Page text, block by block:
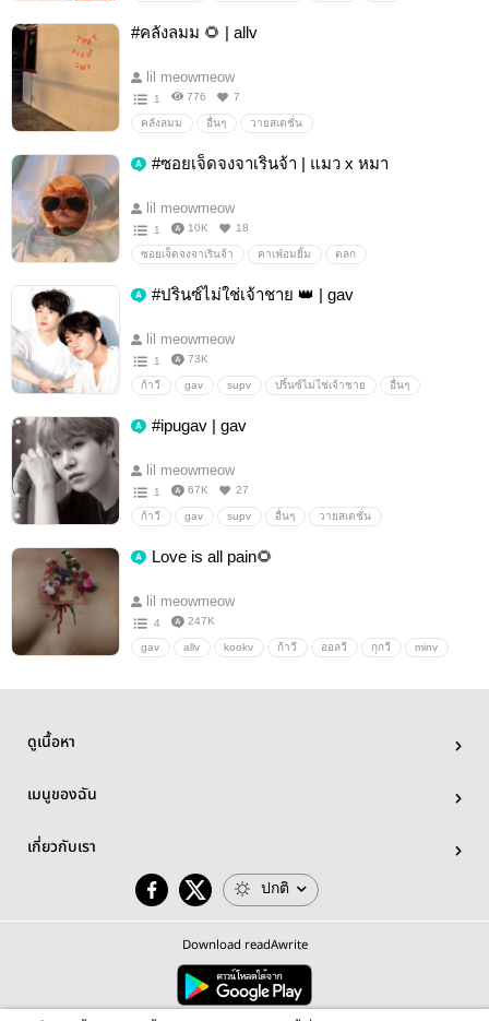
#คลังลมม 🌻 | allv
lil meowmeow
1 776 7
คลังลมม อื่นๆ วายสเตชั่น
#ซอยเจ็ดจงจาเรินจ้า | แมว x หมา
lil meowmeow
1 10K 18
ซอยเจ็ดจงจาเรินจ้า คาเฟ่อมยิ้ม ตลก
#ปรินซ์ไม่ใช่เจ้าชาย 👑 | gav
lil meowmeow
1 73K
ก้าวี gav supv ปริ้นซ์ไม่ใช่เจ้าชาย อื่นๆ
#ipugav | gav
lil meowmeow
1 67K 27
ก้าวี gav supv อื่นๆ วายสเตชั่น
Love is all pain🌻
lil meowmeow
4 247K
gav allv kookv ก้าวี ออลวี กุกวี minv
ดูเนื้อหา
เมนูของฉัน
เกี่ยวกับเรา
ปกติ
Download readAwrite